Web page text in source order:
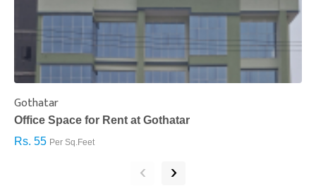
Gothatar
Office Space for Rent at Gothatar
Rs. 55 Per Sq.Feet
‹ ›